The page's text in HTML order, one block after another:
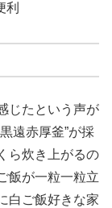
利
じたという声が
遠赤厚釜”が採
ら炊き上がるの
飯が一粒一粒立
白ご飯好きな家